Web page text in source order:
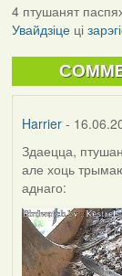
4 птушанят
Увайдзіцеці
Harrier-
Здаецца,
але хоць
аднаго: